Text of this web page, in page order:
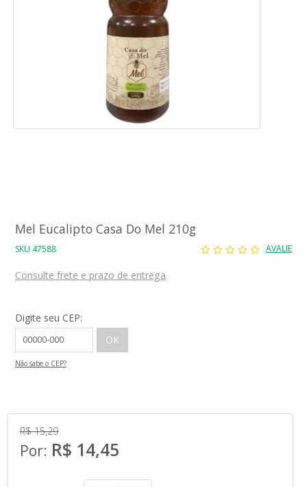
Mel Eucalipto Casa Do Mel 210g
SKU 47588 AVALIE
Consulte frete e prazo de entrega
Digite seu CEP:
Não sabe o CEP?
R$ 15,29
R$ 14,45